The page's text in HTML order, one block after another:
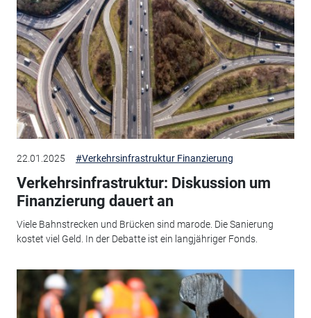
22.01.2025 #Verkehrsinfrastruktur Finanzierung
Verkehrsinfrastruktur: Diskussion um
Finanzierung dauert an
Viele Bahnstrecken und Brücken sind marode. Die Sanierung
kostet viel Geld. In der Debatte ist ein langjähriger Fonds.